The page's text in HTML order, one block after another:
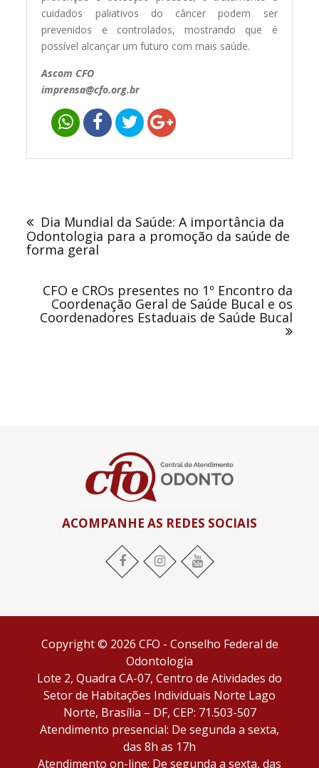
cuidados paliativos do câncer podem ser
prevenidos e controlados, mostrando que é
possível alcançar um futuro com mais saúde.
Ascom CFO
imprensa@cfo.org.br
PostDia Mundial da Saúde: A importância da
Odontologia para a promoção da saúde de
forma geral
CFO e CROs presentes no 1º Encontro da
Coordenação Geral de Saúde Bucal e os
Coordenadores Estaduais de Saúde Bucal
ACOMPANHE AS REDES SOCIAIS
Facebook Instagram YouTube
Copyright © 2026 CFO - Conselho Federal de
Odontologia
Lote 2, Quadra CA-07, Centro de Atividades do
Setor de Habitações Individuais Norte Lago
Norte, Brasília – DF, CEP: 71.503-507
Atendimento presencial: De segunda a sexta,
das 8h as 17h
Atendimento on-line: De segunda a sexta, das